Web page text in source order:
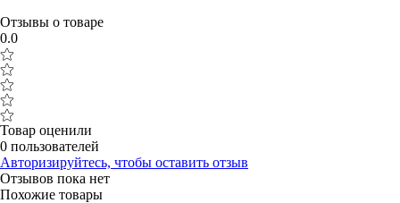
Отзывы о товаре
0.0
Товар оценили
0 пользователей
Авторизируйтесь, чтобы оставить отзыв
Отзывов пока нет
Похожие товары